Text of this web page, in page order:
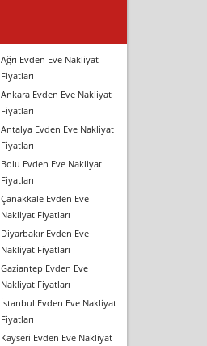
Ağrı Evden Eve Nakliyat
Fiyatları
Ankara Evden Eve Nakliyat
Fiyatları
Antalya Evden Eve Nakliyat
Fiyatları
Bolu Evden Eve Nakliyat
Fiyatları
Çanakkale Evden Eve
Nakliyat Fiyatları
Diyarbakır Evden Eve
Nakliyat Fiyatları
Gaziantep Evden Eve
Nakliyat Fiyatları
İstanbul Evden Eve Nakliyat
Fiyatları
Kayseri Evden Eve Nakliyat